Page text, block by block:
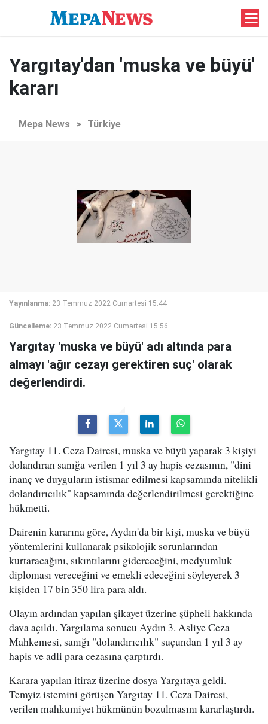
Yargıtay'dan 'muska ve büyü'
kararı
Mepa News > Türkiye
Yayınlanma: 23 Temmuz 2022 Cumartesi 15:44
Güncelleme: 23 Temmuz 2022 Cumartesi 15:56
Yargıtay 'muska ve büyü' adı altında para
almayı 'ağır cezayı gerektiren suç' olarak
değerlendirdi.
Yargıtay 11. Ceza Dairesi, muska ve büyü yaparak 3 kişiyi
dolandıran sanığa verilen 1 yıl 3 ay hapis cezasının, "dini
inanç ve duyguların istismar edilmesi kapsamında nitelikli
dolandırıcılık" kapsamında değerlendirilmesi gerektiğine
hükmetti.
Dairenin kararına göre, Aydın'da bir kişi, muska ve büyü
yöntemlerini kullanarak psikolojik sorunlarından
kurtaracağını, sıkıntılarını gidereceğini, medyumluk
diploması vereceğini ve emekli edeceğini söyleyerek 3
kişiden 17 bin 350 lira para aldı.
Olayın ardından yapılan şikayet üzerine şüpheli hakkında
dava açıldı. Yargılama sonucu Aydın 3. Asliye Ceza
Mahkemesi, sanığı "dolandırıcılık" suçundan 1 yıl 3 ay
hapis ve adli para cezasına çarptırdı.
Karara yapılan itiraz üzerine dosya Yargıtaya geldi.
Temyiz istemini görüşen Yargıtay 11. Ceza Dairesi,
verilen mahkumiyet hükmünün bozulmasını kararlaştırdı.